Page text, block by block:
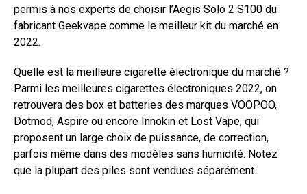
permis à nos experts de choisir l’Aegis Solo 2 S100 du
fabricant Geekvape comme le meilleur kit du marché en
2022.
Quelle est la meilleure cigarette électronique du marché ?
Parmi les meilleures cigarettes électroniques 2022, on
retrouvera des box et batteries des marques VOOPOO,
Dotmod, Aspire ou encore Innokin et Lost Vape, qui
proposent un large choix de puissance, de correction,
parfois même dans des modèles sans humidité. Notez
que la plupart des piles sont vendues séparément.